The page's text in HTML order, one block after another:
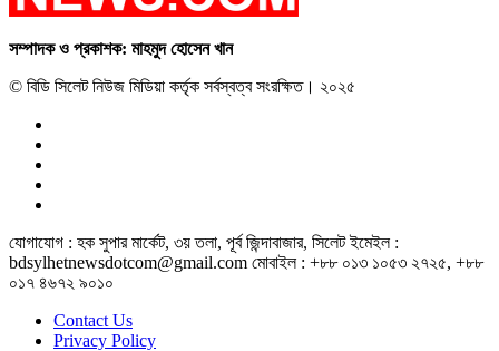
সম্পাদক ও প্রকাশক: মাহমুদ হোসেন খান
© বিডি সিলেট নিউজ মিডিয়া কর্তৃক সর্বস্বত্ব সংরক্ষিত। ২০২৫
যোগাযোগ : হক সুপার মার্কেট, ৩য় তলা, পূর্ব জিন্দাবাজার, সিলেট ইমেইল :
bdsylhetnewsdotcom@gmail.com মোবাইল : +৮৮ ০১৩ ১০৫৩ ২৭২৫, +৮৮
০১৭ ৪৬৭২ ৯০১০
Contact Us
Privacy Policy